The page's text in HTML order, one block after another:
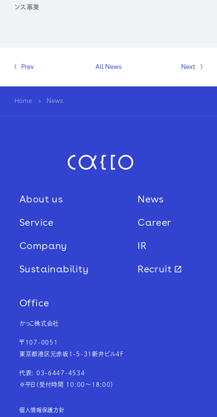
ンス事業
Prev All News Next
Home News
About us
Service
Company
Sustainability
News
Career
IR
Recruit
Office
かっこ株式会社
〒107-0051
東京都港区元赤坂1-5-31新井ビル4F
代表: 03-6447-4534
※平日（受付時間 10:00～18:00）
個人情報保護方針